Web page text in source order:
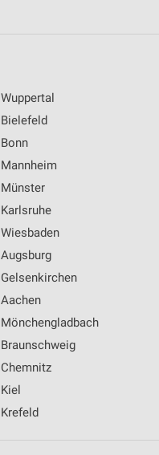
Wuppertal
Bielefeld
Bonn
Mannheim
Münster
Karlsruhe
Wiesbaden
Augsburg
Gelsenkirchen
Aachen
Mönchengladbach
Braunschweig
Chemnitz
Kiel
Krefeld